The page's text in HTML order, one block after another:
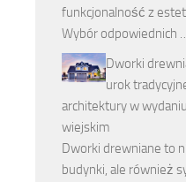
funkcjonalność z
Wybór odpowiednich
Dworki
urok
architektury w wydaniu
wiejskim
Dworki drewniane to
budynki, ale również